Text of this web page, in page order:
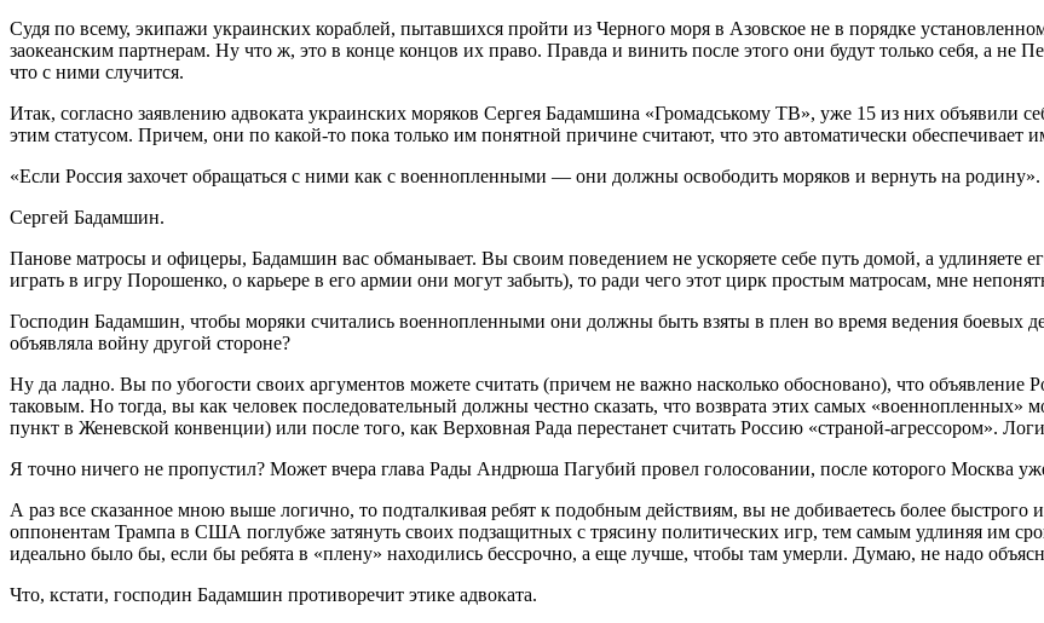
Судя по всему, экипажи украинских кораблей, пытавшихся пройти из Черного моря в Азовское не в порядке
заокеанским партнерам. Ну что ж, это в конце концов их право. Правда и винить после этого они будут только себя, а не
что с ними случится.
Итак, согласно заявлению адвоката украинских моряков Сергея Бадамшина «Громадському ТВ», уже 15 из них объявили
этим статусом. Причем, они по какой-то пока только им понятной причине считают, что это автоматически обеспечивает
«Если Россия захочет обращаться с ними как с военнопленными — они должны освободить моряков и вернуть на родину».
Сергей Бадамшин.
Панове матросы и офицеры, Бадамшин вас обманывает. Вы своим поведением не ускоряете себе путь домой, а удлиняете
играть в игру Порошенко, о карьере в его армии они могут забыть), то ради чего этот цирк простым матросам, мне
Господин Бадамшин, чтобы моряки считались военнопленными они должны быть взяты в плен во время ведения боевых
объявляла войну другой стороне?
Ну да ладно. Вы по убогости своих аргументов можете считать (причем не важно насколько обосновано), что объявление
таковым. Но тогда, вы как человек последовательный должны честно сказать, что возврата этих самых «военнопленных»
пункт в Женевской конвенции) или после того, как Верховная Рада перестанет считать Россию «страной-агрессором».
Я точно ничего не пропустил? Может вчера глава Рады Андрюша Пагубий провел голосовании, после которого Москва уже
А раз все сказанное мною выше логично, то подталкивая ребят к подобным действиям, вы не добиваетесь более
оппонентам Трампа в США поглубже затянуть своих подзащитных с трясину политических игр, тем самым удлиняя им
идеально было бы, если бы ребята в «плену» находились бессрочно, а еще лучше, чтобы там умерли. Думаю, не надо
Что, кстати, господин Бадамшин противоречит этике адвоката.